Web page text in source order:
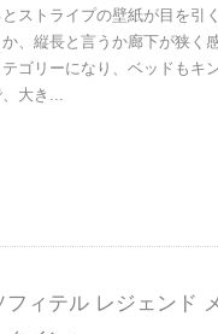
ストライプの壁紙が目を引
、縦長と言うか廊下が狭く
ゴリーになり、ベッドもキ
大き...
フィテル レジェンド